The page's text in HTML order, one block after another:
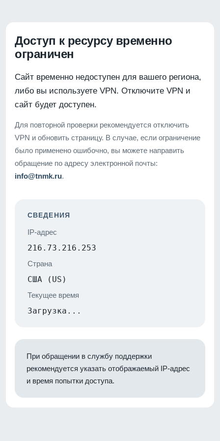
Доступ к ресурсу временно
ограничен
Сайт временно недоступен для вашего региона,
либо вы используете VPN. Отключите VPN и
сайт будет доступен.
Для повторной проверки рекомендуется отключить
VPN и обновить страницу. В случае, если ограничение
было применено ошибочно, вы можете направить
обращение по адресу электронной почты:
info@tnmk.ru.
СВЕДЕНИЯ
IP-адрес
216.73.216.253
Страна
США (US)
Текущее время
Загрузка...
При обращении в службу поддержки
рекомендуется указать отображаемый IP-адрес
и время попытки доступа.